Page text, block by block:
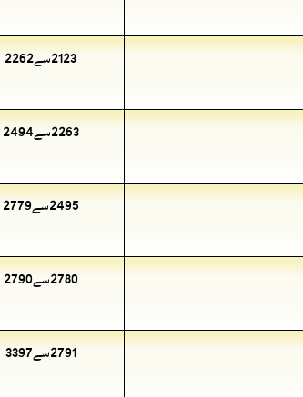
2123سے2262
2263سے2494
2495سے2779
2780سے2790
2791سے3397